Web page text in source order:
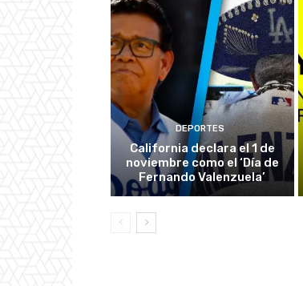
DEPORTES
California declara el 1 de
noviembre como el ‘Día de
Fernando Valenzuela’